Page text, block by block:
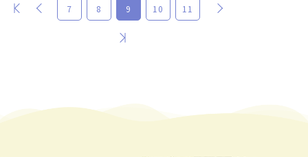
最初 前 7 8 9 10 11
最後